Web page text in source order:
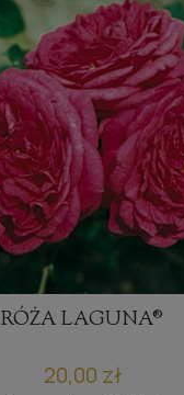
RÓŻA LAGUNA®
20,00 zł